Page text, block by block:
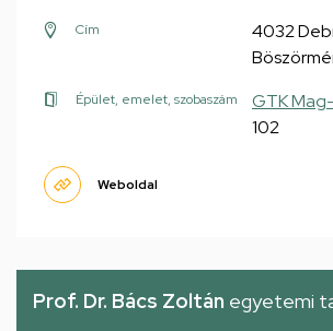
Cím
4032
Épület, emelet, szobaszám GTK
102
Weboldal
Prof. Dr. Bács Zoltán egyetemi